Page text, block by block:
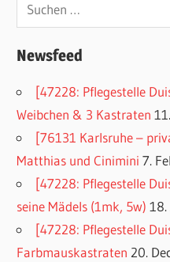
Newsfeed
[47228: Pflegestelle
Weibchen & 3 Kastraten
[76131 Karlsruhe –
Matthias und Cinimini 7.
[47228: Pflegestelle
seine Mädels (1mk, 5w)
[47228: Pflegestelle
Farbmauskastraten 20.